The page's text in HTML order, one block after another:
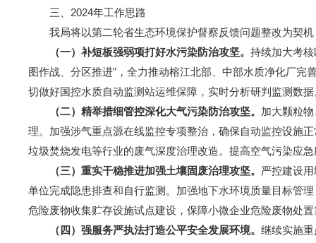
三、2024年工作思路
我局将以第二轮省生态环境保护督察反馈问题整改为契机
（一） 补短板强弱项打好水污染防治攻坚。 持续加大考
图作战、分区推进”，全力推动榕江北部、中部水质净化厂
切做好国控水质自动监测站运维保障，实时分析研判监测数
（二） 精举措细管控深化大气污染防治攻坚。 加大颗粒
理。加强涉气重点源在线监控专项整治，确保自动监控设施
垃圾焚烧发电等行业的废气深度治理改造。提高空气污染应
（三）重实干稳推进加强土壤固废治理攻坚。 严控建设
单位完成隐患排查和自行监测。加强地下水环境质量目标管
危险废物收集贮存设施试点建设，保障小微企业危险废物处
（四） 强服务严执法打造公平安全发展环境。 继续实施